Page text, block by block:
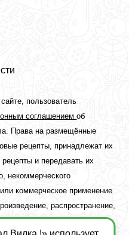
пользователь
соглашениемоб
Права на размещённые
рецепты, принадлежат их
и передавать их
некоммерческого
коммерческое применение
распространение,
лишь при наличии